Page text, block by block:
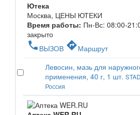
Ютека
Москва, ЦЕНЫ ЮТЕКИ
Время работы: Пн-Вс: 08:00-
закрыто
phone ВЫЗОВ directionsМаршрут
Левосин, мазь для
применения, 40 г, 1 шт.
Россия